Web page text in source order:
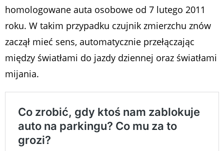
homologowane auta osobowe od 7 lutego 2011
roku. W takim przypadku czujnik zmierzchu znów
zaczął mieć sens, automatycznie przełączając
między światłami do jazdy dziennej oraz światłami
mijania.